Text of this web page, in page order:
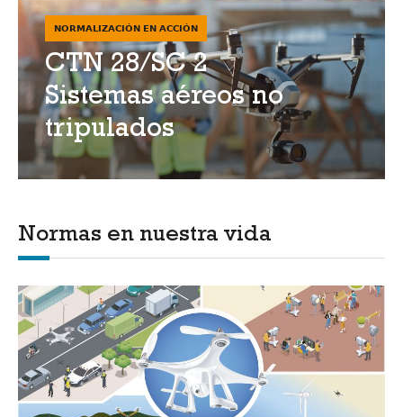
NORMALIZACIÓN EN ACCIÓN
CTN 28/SC 2
Sistemas aéreos no
tripulados
Normas en nuestra vida